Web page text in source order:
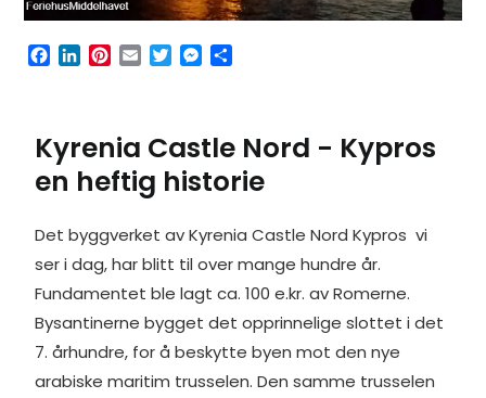
F
b
o
o
e
d
I
P
e
r
e
t
E
T
t
e
r
M
e
n
g
r
e
Kyrenia Castle Nord - Kypros
en heftig historie
Det byggverket av Kyrenia Castle Nord Kypros vi
ser i dag, har blitt til over mange hundre år.
Fundamentet ble lagt ca. 100 e.kr. av Romerne.
Bysantinerne bygget det opprinnelige slottet i det
7. århundre, for å beskytte byen mot den nye
arabiske maritim trusselen. Den samme trusselen